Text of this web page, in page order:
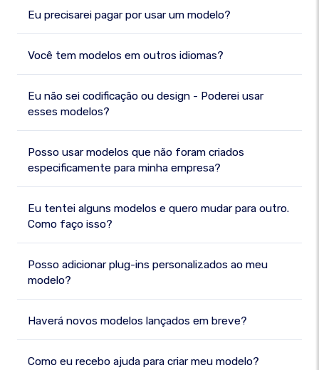
Eu precisarei pagar por usar um modelo?
Você tem modelos em outros idiomas?
Eu não sei codificação ou design - Poderei usar
esses modelos?
Posso usar modelos que não foram criados
especificamente para minha empresa?
Eu tentei alguns modelos e quero mudar para outro.
Como faço isso?
Posso adicionar plug-ins personalizados ao meu
modelo?
Haverá novos modelos lançados em breve?
Como eu recebo ajuda para criar meu modelo?